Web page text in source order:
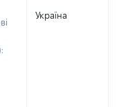
Україна